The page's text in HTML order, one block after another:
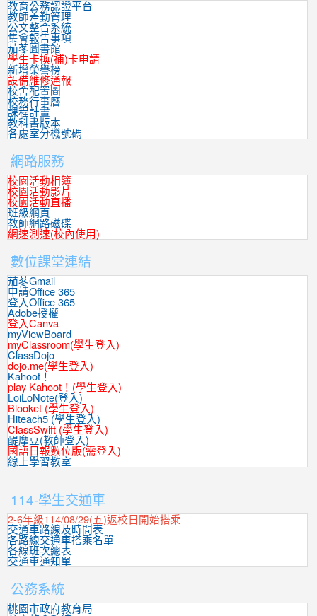
教育公務認證平台
教師差勤管理
公文整合系統
集會報告事項
茄苳圖書館
學生卡換(補)卡申請
新增榮譽榜
設備維修通報
校舍配置圖
校務行事曆
課程計畫
教科書版本
各處室分機號碼
網路服務
校園活動相簿
校園活動影片
校園活動直播
班級網頁
教師網路磁碟
網速測速(校內使用)
數位課堂連結
茄苳Gmail
申請Office 365
登入Office 365
Adobe授權
登入Canva
myViewBoard
myClassroom(學生登入)
ClassDojo
dojo.me(學生登入)
Kahoot！
play Kahoot！(學生登入)
LoiLoNote(登入)
Blooket (學生登入)
Hiteach5 (學生登入)
ClassSwift (學生登入)
醍摩豆(教師登入)
國語日報數位版(需登入)
線上學習教室
114-學生交通車
2-6年級114/08/29(五)返校日開始搭乘
交通車路線及時間表
各路線交通車搭乘名單
各線班次總表
交通車通知單
公務系統
桃園市政府教育局